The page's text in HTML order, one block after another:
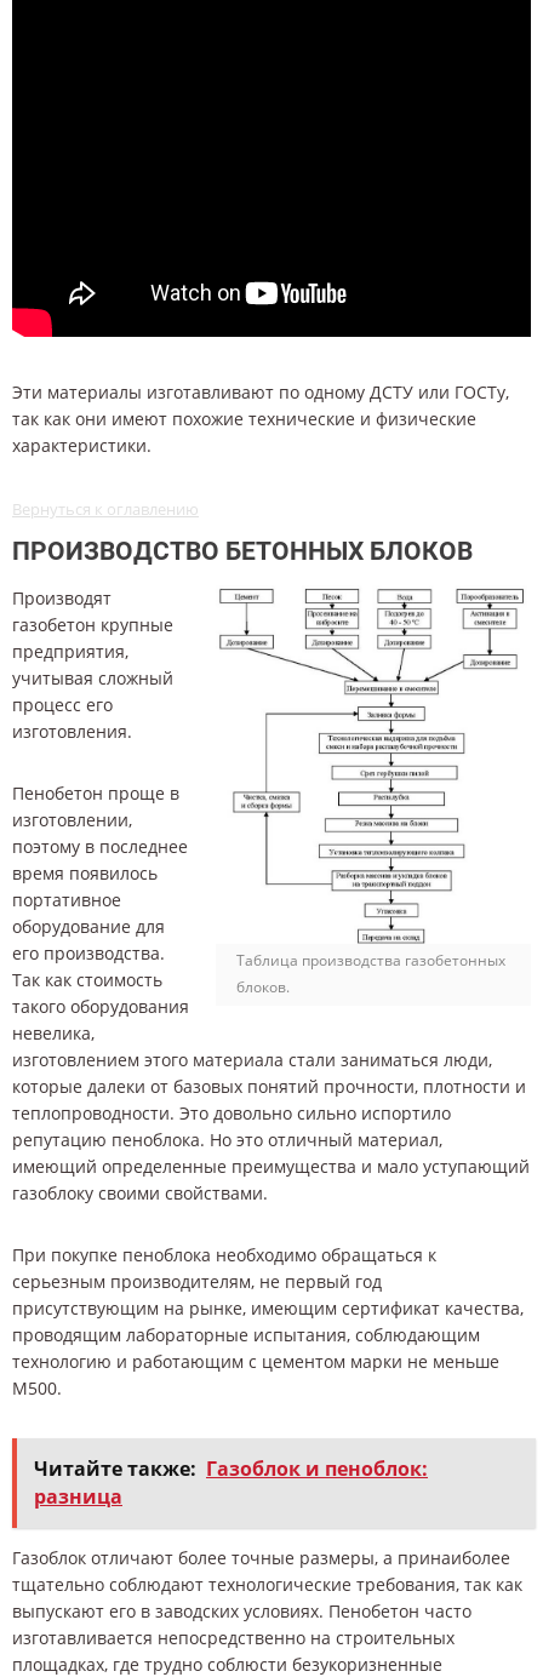
Эти материалы изготавливают по одному ДСТУ или ГОСТу,
так как они имеют похожие технические и физические
характеристики.
Вернуться к оглавлению
ПРОИЗВОДСТВО БЕТОННЫХ БЛОКОВ
Таблица производства газобетонных
блоков.
Производят
газобетон крупные
предприятия,
учитывая сложный
процесс его
изготовления.
Пенобетон проще в
изготовлении,
поэтому в последнее
время появилось
портативное
оборудование для
его производства.
Так как стоимость
такого оборудования
невелика,
изготовлением этого материала стали заниматься люди,
которые далеки от базовых понятий прочности, плотности и
теплопроводности. Это довольно сильно испортило
репутацию пеноблока. Но это отличный материал,
имеющий определенные преимущества и мало уступающий
газоблоку своими свойствами.
При покупке пеноблока необходимо обращаться к
серьезным производителям, не первый год
присутствующим на рынке, имеющим сертификат качества,
проводящим лабораторные испытания, соблюдающим
технологию и работающим с цементом марки не меньше
М500.
Читайте также: Газоблок и пеноблок:
разница
Газоблок отличают более точные размеры, а принаиболее
тщательно соблюдают технологические требования, так как
выпускают его в заводских условиях. Пенобетон часто
изготавливается непосредственно на строительных
площадках, где трудно соблюсти безукоризненные